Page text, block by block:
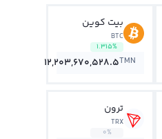
بیت کوین
BTC
1.315%
12,203,670,528.5TMN
ترون
TRX
0%